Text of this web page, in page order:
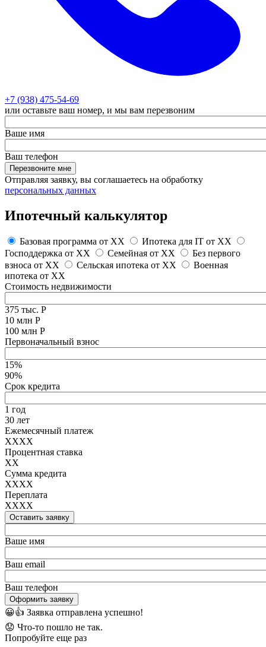
+7 (938) 475-54-69
или оставьте ваш номер, и мы вам перезвоним
Ваше имя
Ваш телефон
Перезвоните мне
Отправляя заявку, вы соглашаетесь на обработку
персональных данных
Ипотечный калькулятор
Базовая программа от XX Ипотека для IT от XX
Господдержка от XX Семейная от XX
Без первого
взноса от XX Сельская ипотека от XX
Военная
ипотека от XX
Стоимость недвижимости
375 тыс. Р
10 млн Р
100 млн Р
Первоначальный взнос
15%
90%
Срок кредита
1 год
30 лет
Ежемесячный платеж
XXXX
Процентная ставка
XX
Сумма кредита
XXXX
Переплата
XXXX
Оставить заявку
Ваше имя
Ваш email
Ваш телефон
Оформить заявку
😀👍 Заявка отправлена успешно!
😟 Что-то пошло не так.
Попробуйте еще раз